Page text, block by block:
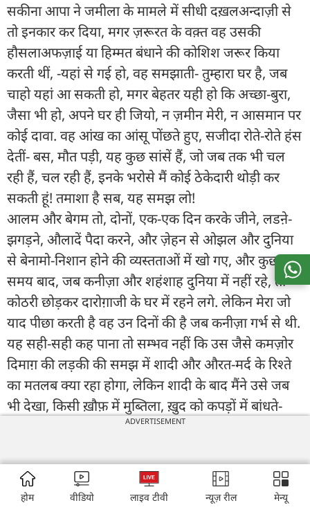
सकीना आपा ने जमीला के मामले में सीधी दख़लअन्दाज़ी से
तो इनकार कर दिया, मगर ज़रूरत के वक़्त वह उसकी
हौसलाअफज़ाई या हिम्मत बंधाने की कोशिश जरूर किया
करती थीं, -यहां से गई हो, वह समझाती- तुम्हारा घर है, जब
चाहो यहां आ सकती हो, मगर बेहतर यही हो कि अच्छा-बुरा,
जैसा भी हो, अपने घर ही जियो, न ज़मीन मेरी, न आसमान पर
कोई दावा. वह आंख का आंसू पोंछते हुए, सजीदा रोते-रोते हंस
देतीं- बस, मौत पड़ी, यह कुछ सांसें हैं, जो जब तक भी चल
रही हैं, चल रही हैं, इनके भरोसे मैं कोई ठेकेदारी थोड़ी कर
सकती हूं! तमाशा है सब, यह समझ लो!
आलम और बेगम तो, दोनों, एक-एक दिन करके जीने, लडऩे-
झगड़ने, औलादें पैदा करने, और ज़ेहन से ओझल और दुनिया
से बेनामो-निशान होने की व्यस्तताओं में खो गए, और कुछ
समय बाद, जब कनीज़ा और शहंशाह दुनिया में नहीं रहे, तो
कोठरी छोड़कर दारोग़ाजी के घर में रहने लगे. लेकिन मेरा जो
याद पीछा करती है वह उन दिनों की है जब कनीज़ा गर्भ से थी.
यह सही-सही कह पाना तो सम्भव नहीं कि उस जैसे कमज़ोर
दिमाग़ की लड़की की समझ में शादी और औरत-मर्द के रिश्ते
का मतलब क्या रहा होगा, लेकिन शादी के बाद मैंने उसे जब
भी देखा, किसी ख़ौफ़ में मुब्तिला, ख़ुद को कपड़ों में बांधते-
समेटते ही देखा. वह बड़ा बदलाव था, उस लड़की में. जिसे
रहता था. मैंने बिना किसी ऊपरी वजह के उसे कई बार अकेले
में रोते और ख़ुद से बातें करने की कोशिश करते देखा था, ज्यों-
ADVERTISEMENT
होम वीडियो लाइव टीवी न्यूज़ रील मेन्यू